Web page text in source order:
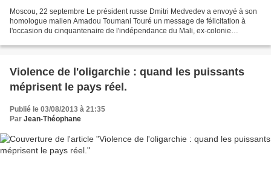
Moscou, 22 septembre Le président russe Dmitri Medvedev a envoyé à son
homologue malien Amadou Toumani Touré un message de félicitation à
l'occasion du cinquantenaire de l'indépendance du Mali, ex-colonie
Violence de l'oligarchie : quand les puissants
méprisent le pays réel.
Publié le 03/08/2013 à 21:35
Par Jean-Théophane